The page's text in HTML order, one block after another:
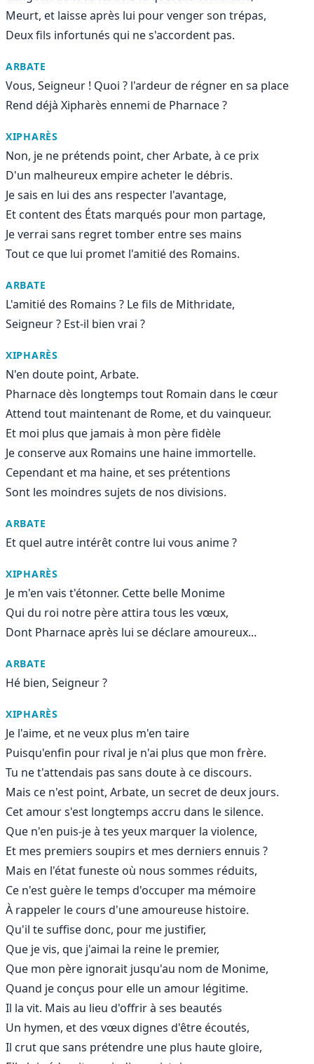
Meurt, et laisse après lui pour venger son trépas,
Deux fils infortunés qui ne s'accordent pas.
ARBATE
Vous, Seigneur ! Quoi ? l'ardeur de régner en sa place
Rend déjà Xipharès ennemi de Pharnace ?
XIPHARÈS
Non, je ne prétends point, cher Arbate, à ce prix
D'un malheureux empire acheter le débris.
Je sais en lui des ans respecter l'avantage,
Et content des États marqués pour mon partage,
Je verrai sans regret tomber entre ses mains
Tout ce que lui promet l'amitié des Romains.
ARBATE
L'amitié des Romains ? Le fils de Mithridate,
Seigneur ? Est-il bien vrai ?
XIPHARÈS
N'en doute point, Arbate.
Pharnace dès longtemps tout Romain dans le cœur
Attend tout maintenant de Rome, et du vainqueur.
Et moi plus que jamais à mon père fidèle
Je conserve aux Romains une haine immortelle.
Cependant et ma haine, et ses prétentions
Sont les moindres sujets de nos divisions.
ARBATE
Et quel autre intérêt contre lui vous anime ?
XIPHARÈS
Je m'en vais t'étonner. Cette belle Monime
Qui du roi notre père attira tous les vœux,
Dont Pharnace après lui se déclare amoureux...
ARBATE
Hé bien, Seigneur ?
XIPHARÈS
Je l'aime, et ne veux plus m'en taire
Puisqu'enfin pour rival je n'ai plus que mon frère.
Tu ne t'attendais pas sans doute à ce discours.
Mais ce n'est point, Arbate, un secret de deux jours.
Cet amour s'est longtemps accru dans le silence.
Que n'en puis-je à tes yeux marquer la violence,
Et mes premiers soupirs et mes derniers ennuis ?
Mais en l'état funeste où nous sommes réduits,
Ce n'est guère le temps d'occuper ma mémoire
À rappeler le cours d'une amoureuse histoire.
Qu'il te suffise donc, pour me justifier,
Que je vis, que j'aimai la reine le premier,
Que mon père ignorait jusqu'au nom de Monime,
Quand je conçus pour elle un amour légitime.
Il la vit. Mais au lieu d'offrir à ses beautés
Un hymen, et des vœux dignes d'être écoutés,
Il crut que sans prétendre une plus haute gloire,